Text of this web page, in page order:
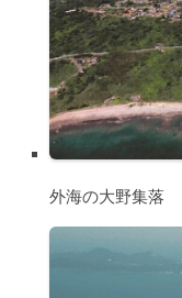
外海の大野集落